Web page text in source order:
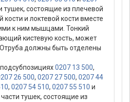
тушек, состоящие из плечевой
кости и локтевой кости вместе
к ним мышцами. Тонкий
кистевую кость, может
должны быть отделены
0207 13 500,
26 500, 0207 27 500, 0207 44
, 0207 54 510, 0207 55 510 и
части тушек, состоящие из